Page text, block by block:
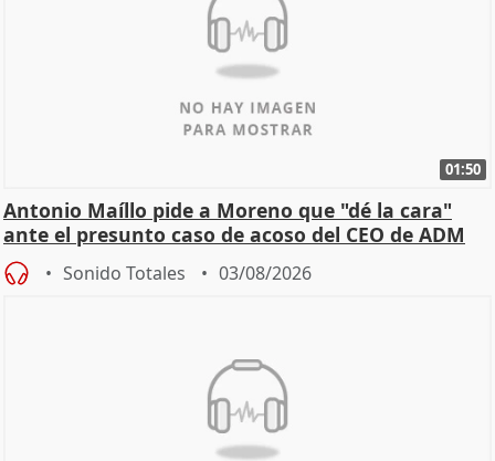
01:50
Antonio Maíllo pide a Moreno que "dé la cara"
ante el presunto caso de acoso del CEO de ADM
Sonido Totales 03/08/2026